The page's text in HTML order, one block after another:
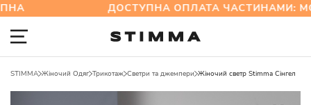
ДОСТУПНА ОПЛАТА ЧАСТИНАМИ:
STIMMA Жіночий Одяг Трикотаж Светри та джемпери Жіночий светр Stimma Сінгел